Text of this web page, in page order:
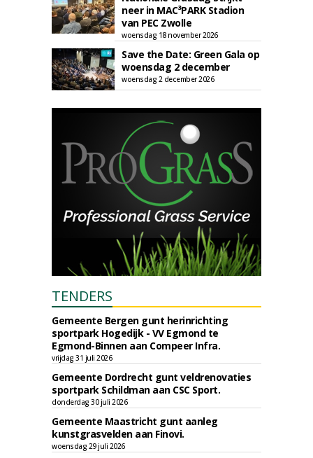
neer in MAC³PARK Stadion
van PEC Zwolle
woensdag 18 november 2026
Save the Date: Green Gala op
woensdag 2 december
woensdag 2 december 2026
TENDERS
Gemeente Bergen gunt herinrichting
sportpark Hogedijk - VV Egmond te
Egmond-Binnen aan Compeer Infra.
vrijdag 31 juli 2026
Gemeente Dordrecht gunt veldrenovaties
sportpark Schildman aan CSC Sport.
donderdag 30 juli 2026
Gemeente Maastricht gunt aanleg
kunstgrasvelden aan Finovi.
woensdag 29 juli 2026